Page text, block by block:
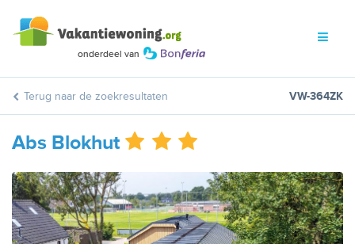
Terug naar de zoekresultaten VW-364ZK
Abs Blokhut